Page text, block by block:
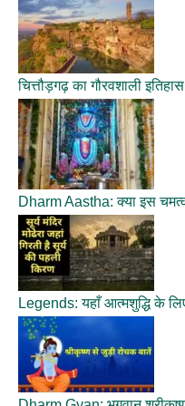
चित्तौड़गढ़ का गौरवशाली
Dharm Aastha: क्या इस
Legends: यहाँ आत्मशुद्धि के